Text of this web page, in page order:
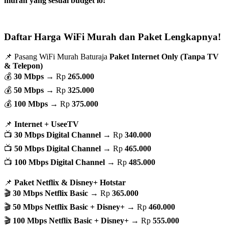
Daftar Harga WiFi Murah dan Paket Lengkapnya!
📌 Pasang WiFi Murah Baturaja Paket Internet Only (Tanpa TV
& Telepon)
💰 30 Mbps → Rp 265.000
💰 50 Mbps → Rp 325.000
💰 100 Mbps → Rp 375.000
📌 Internet + UseeTV
📺 30 Mbps Digital Channel → Rp 340.000
📺 50 Mbps Digital Channel → Rp 465.000
📺 100 Mbps Digital Channel → Rp 485.000
📌 Paket Netflix & Disney+ Hotstar
🎬 30 Mbps Netflix Basic → Rp 365.000
🎬 50 Mbps Netflix Basic + Disney+ → Rp 460.000
🎬 100 Mbps Netflix Basic + Disney+ → Rp 555.000